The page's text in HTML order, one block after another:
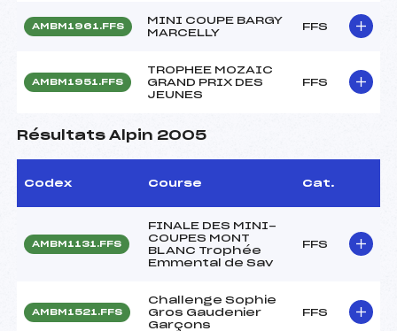
AMBM1961.FFS
MINI COUPE BARGY
MARCELLY
FFS
AMBM1951.FFS
TROPHEE MOZAIC
GRAND PRIX DES
JEUNES
FFS
Résultats Alpin 2005
Codex Course Cat.
AMBM1131.FFS
FINALE DES MINI-
COUPES MONT
BLANC Trophée
Emmental de Sav
FFS
AMBM1521.FFS
Challenge Sophie
Gros Gaudenier
Garçons
FFS